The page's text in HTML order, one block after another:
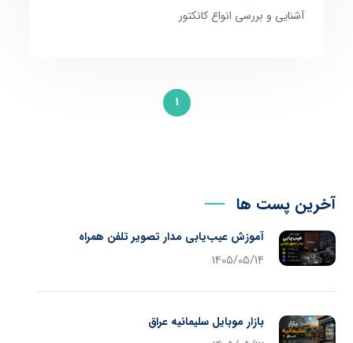
آشنایی و بررسی انواع کانکتور
1
آخرین پست ها
آموزش عیب‌یابی مدار تصویر تلفن همراه
1405/05/14
بازار موبایل سلیمانیه عراق